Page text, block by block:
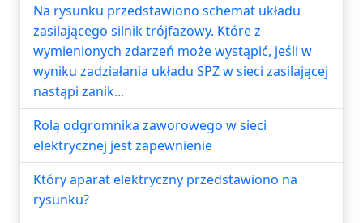
Na rysunku przedstawiono schemat układu
zasilającego silnik trójfazowy. Które z
wymienionych zdarzeń może wystąpić, jeśli w
wyniku zadziałania układu SPZ w sieci zasilającej
nastąpi zanik...
Rolą odgromnika zaworowego w sieci
elektrycznej jest zapewnienie
Który aparat elektryczny przedstawiono na
rysunku?